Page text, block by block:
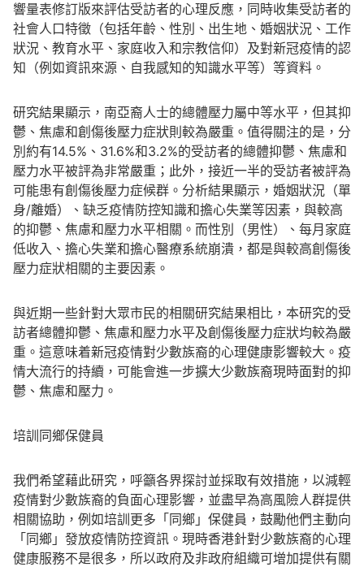
響量表修訂版來評估受訪者的心理反應，同時收集受訪者的
社會人口特徵（包括年齡、性別、出生地、婚姻狀況、工作
狀況、教育水平、家庭收入和宗教信仰）及對新冠疫情的認
知（例如資訊來源、自我感知的知識水平等）等資料。
研究結果顯示，南亞裔人士的總體壓力屬中等水平，但其抑
鬱、焦慮和創傷後壓力症狀則較為嚴重。值得關注的是，分
別約有14.5%、31.6%和3.2%的受訪者的總體抑鬱、焦慮和
壓力水平被評為非常嚴重；此外，接近一半的受訪者被評為
可能患有創傷後壓力症候群。分析結果顯示，婚姻狀況（單
身/離婚）、缺乏疫情防控知識和擔心失業等因素，與較高
的抑鬱、焦慮和壓力水平相關。而性別（男性）、每月家庭
低收入、擔心失業和擔心醫療系統崩潰，都是與較高創傷後
壓力症狀相關的主要因素。
與近期一些針對大眾市民的相關研究結果相比，本研究的受
訪者總體抑鬱、焦慮和壓力水平及創傷後壓力症狀均較為嚴
重。這意味着新冠疫情對少數族裔的心理健康影響較大。疫
情大流行的持續，可能會進一步擴大少數族裔現時面對的抑
鬱、焦慮和壓力。
培訓同鄉保健員
我們希望藉此研究，呼籲各界探討並採取有效措施，以減輕
疫情對少數族裔的負面心理影響，並盡早為高風險人群提供
相關協助，例如培訓更多「同鄉」保健員，鼓勵他們主動向
「同鄉」發放疫情防控資訊。現時香港針對少數族裔的心理
健康服務不是很多，所以政府及非政府組織可增加提供有關